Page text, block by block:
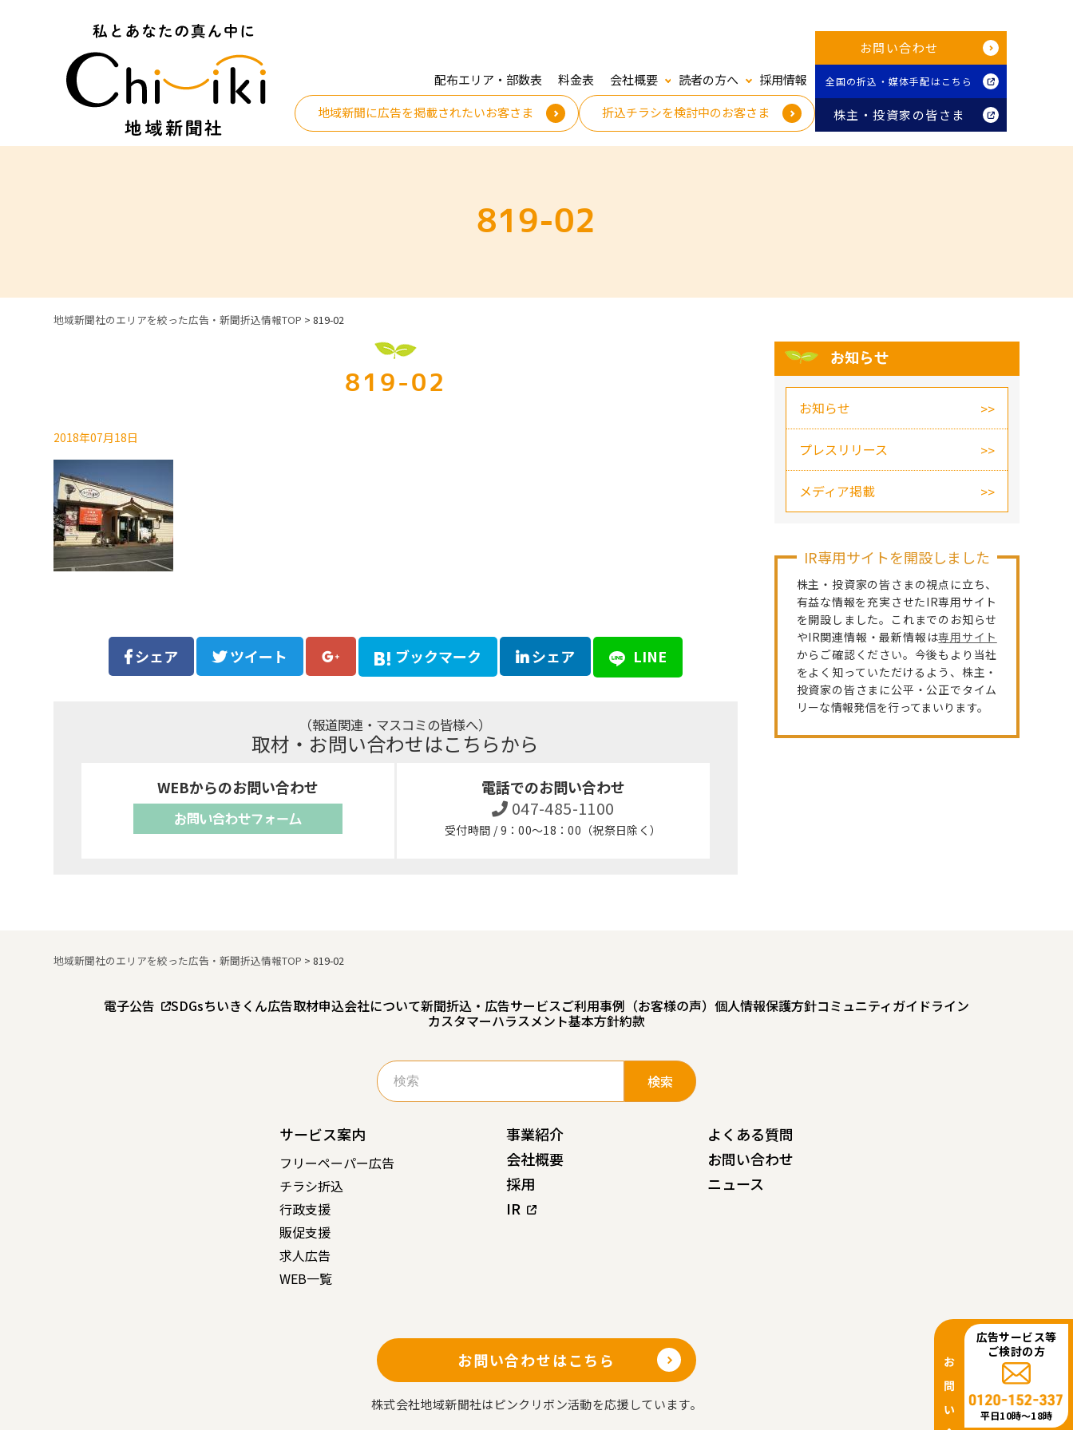
配布エリア・部数表 料金表 会社概要 読者の方へ
採用情報
地域新聞に広告を掲載されたいお客さま
折込チラシを検討中のお客さま
お問い合わせ
全国の折込・媒体手配はこちら
株主・投資家の皆さま
819-02
地域新聞社のエリアを絞った広告・新聞折込情報TOP >819-02
819-02
2018年07月18日
シェア ツイート ブックマーク シェア LINE
（報道関連・マスコミの皆様へ）
取材・お問い合わせはこちらから
WEBからのお問い合わせ
お問い合わせフォーム
電話でのお問い合わせ
047-485-1100
受付時間 / 9：00～18：00（祝祭日除く）
お知らせ
お知らせ
プレスリリース
メディア掲載
IR専用サイトを開設しました
株主・投資家の皆さまの視点に立ち、
有益な情報を充実させたIR専用サイト
を開設しました。これまでのお知らせ
やIR関連情報・最新情報は専用サイト
からご確認ください。今後もより当社
をよく知っていただけるよう、株主・
投資家の皆さまに公平・公正でタイム
リーな情報発信を行ってまいります。
地域新聞社のエリアを絞った広告・新聞折込情報TOP >819-02
電子公告 SDGsちいきくん広告取材申込会社について新聞折込・広告サービスご利用事例（お客様の声） 個人情報保護方針コミュニティガイドライン
カスタマーハラスメント基本方針約款
検
索:
サービス案内
フリーペーパー広告
チラシ折込
行政支援
販促支援
求人広告
WEB一覧
事業紹介
会社概要
採用
IR
よくある質問
お問い合わせ
ニュース
お問い合わせはこちら
株式会社地域新聞社はピンクリボン活動を応援しています。
広告サービス等
ご検討の方
平日10時〜18時